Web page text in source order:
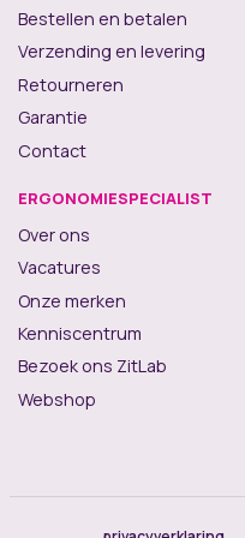
Bestellen en betalen
Verzending en levering
Retourneren
Garantie
Contact
ERGONOMIESPECIALIST
Over ons
Vacatures
Onze merken
Kenniscentrum
Bezoek ons ZitLab
Webshop